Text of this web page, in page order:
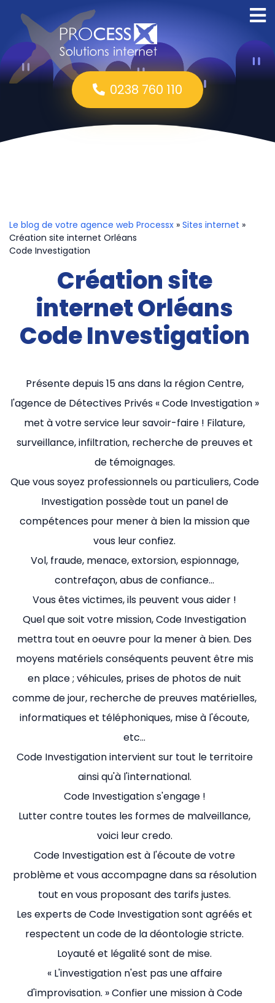
0238 760 110
Le blog de votre agence web Processx » Sites internet »
Création site internet Orléans
Code Investigation
Création site
internet Orléans
Code Investigation
Présente depuis 15 ans dans la région Centre,
l'agence de Détectives Privés « Code Investigation »
met à votre service leur savoir-faire ! Filature,
surveillance, infiltration, recherche de preuves et
de témoignages.
Que vous soyez professionnels ou particuliers, Code
Investigation possède tout un panel de
compétences pour mener à bien la mission que
vous leur confiez.
Vol, fraude, menace, extorsion, espionnage,
contrefaçon, abus de confiance…
Vous êtes victimes, ils peuvent vous aider !
Quel que soit votre mission, Code Investigation
mettra tout en oeuvre pour la mener à bien. Des
moyens matériels conséquents peuvent être mis
en place ; véhicules, prises de photos de nuit
comme de jour, recherche de preuves matérielles,
informatiques et téléphoniques, mise à l'écoute,
etc…
Code Investigation intervient sur tout le territoire
ainsi qu'à l'international.
Code Investigation s'engage !
Lutter contre toutes les formes de malveillance,
voici leur credo.
Code Investigation est à l'écoute de votre
problème et vous accompagne dans sa résolution
tout en vous proposant des tarifs justes.
Les experts de Code Investigation sont agréés et
respectent un code de la déontologie stricte.
Loyauté et légalité sont de mise.
« L'investigation n'est pas une affaire
d'improvisation. » Confier une mission à Code